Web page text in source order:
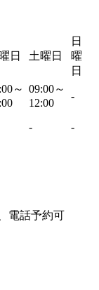
日 土曜日
日
曜
日
～ 09:00～
12:00
-
- -
電話予約可